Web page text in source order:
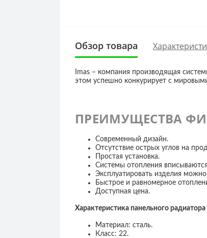
Обзор товара
Imas – компания производящая
этом успешно конкурирует с
ПРЕИМУЩЕСТВА
Современный дизайн.
Отсутствие острых углов на
Простая установка.
Системы отопления
Эксплуатировать изделия
Быстрое и равномерное
Доступная цена.
Характеристика панельного
Материал: сталь.
Класс: 22.